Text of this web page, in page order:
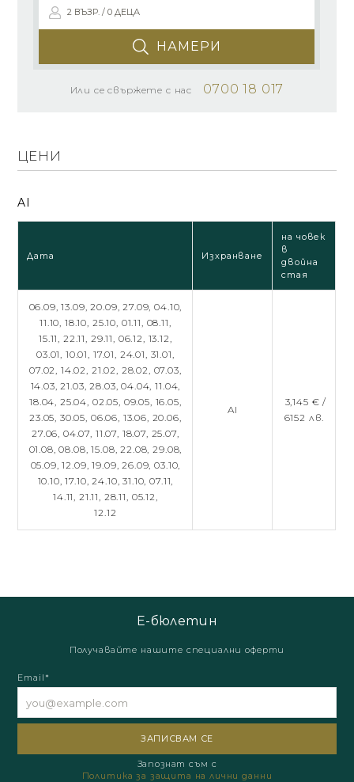
2 ВЪЗР. / 0 ДЕЦА
НАМЕРИ
Или се свържете с нас 0700 18 017
ЦЕНИ
AI
Дата Изхранване
на човек
в
двойна
стая
06.09,13.09,20.09,27.09,04.10,
11.10, 18.10, 25.10, 01.11, 08.11,
15.11, 22.11, 29.11, 06.12, 13.12,
03.01, 10.01, 17.01, 24.01, 31.01,
07.02, 14.02, 21.02, 28.02, 07.03,
14.03,21.03,28.03,04.04,11.04,
18.04, 25.04, 02.05, 09.05, 16.05,
23.05, 30.05, 06.06, 13.06, 20.06,
27.06, 04.07, 11.07, 18.07, 25.07,
01.08,08.08,15.08,22.08,29.08,
05.09,12.09,19.09,26.09,03.10,
10.10,17.10,24.10,31.10,07.11,
14.11, 21.11, 28.11, 05.12,
12.12
AI
3,145 € /
6152 лв.
Е-бюлетин
Получавайте нашите специални оферти
Email*
Запознат съм с
Политика за защита на лични данни